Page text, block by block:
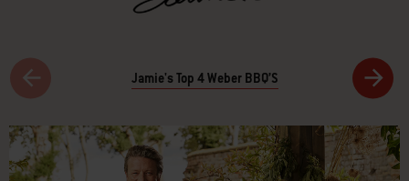
Jamie's Top 4 Weber BBQ’S